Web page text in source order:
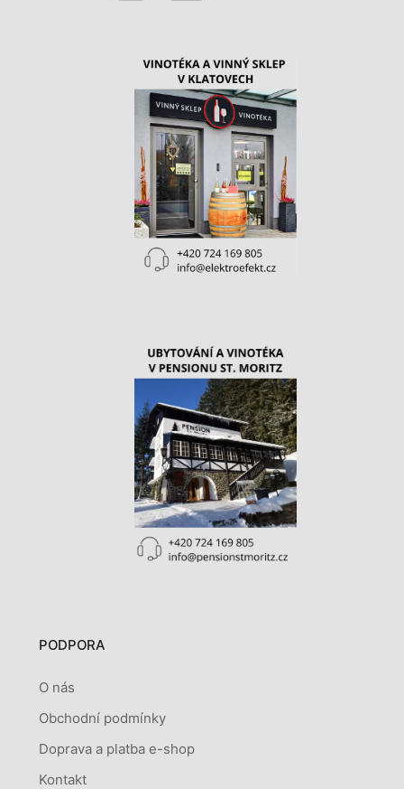
PODPORA
O nás
Obchodní podmínky
Doprava a platba e-shop
Kontakt